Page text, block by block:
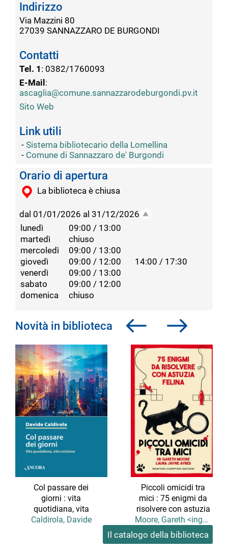
Indirizzo
Via Mazzini 80
27039 SANNAZZARO DE BURGONDI
Contatti
Tel. 1 : 0382/1760093
E-Mail :
ascaglia@comune.sannazzarodeburgondi.pv.it
Sito Web
Link utili
- Sistema bibliotecario della Lomellina
- Comune di Sannazzaro de' Burgondi
Orario di apertura
La biblioteca è chiusa
dal 01/01/2026 al 31/12/2026
lunedì
09:00 / 13:00
martedì
chiuso
mercoledì
09:00 / 13:00
giovedì
09:00 / 12:00
14:00 / 17:30
venerdì
09:00 / 13:00
sabato
09:00 / 12:00
domenica
chiuso
Novità in biblioteca
c
a
Col passare dei
giorni : vita
quotidiana, vita
cristiana
Caldirola, Davide
Piccoli omicidi tra
mici : 75 enigmi da
risolvere con astuzia
felina
Moore, Gareth <ingegnere>
c
r
r
i
i
n
v
a
t
i
l
a
v
e
t
r
i
a
Il catalogo della biblioteca